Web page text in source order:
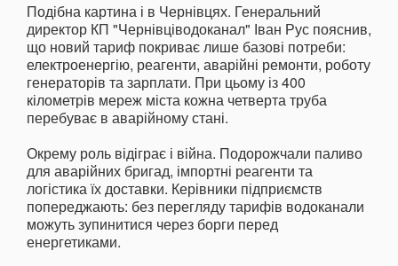
Подібна картина і в Чернівцях. Генеральний
директор КП "Чернівціводоканал" Іван Рус пояснив,
що новий тариф покриває лише базові потреби:
електроенергію, реагенти, аварійні ремонти, роботу
генераторів та зарплати. При цьому із 400
кілометрів мереж міста кожна четверта труба
перебуває в аварійному стані.
Окрему роль відіграє і війна. Подорожчали паливо
для аварійних бригад, імпортні реагенти та
логістика їх доставки. Керівники підприємств
попереджають: без перегляду тарифів водоканали
можуть зупинитися через борги перед
енергетиками.